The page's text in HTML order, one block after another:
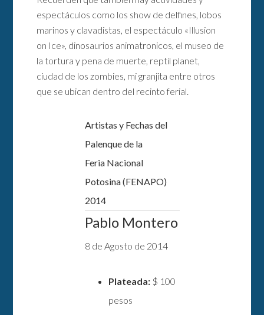
espectáculos como los show de delfines, lobos
marinos y clavadistas, el espectáculo «Illusion
on Ice», dinosaurios animatronicos, el museo de
la tortura y pena de muerte, reptil planet,
ciudad de los zombies, mi granjita entre otros
que se ubican dentro del recinto ferial.
Artistas y Fechas del
Palenque de la
Feria Nacional
Potosina (FENAPO)
2014
Pablo Montero
8 de Agosto de 2014
Plateada:$ 100
pesos